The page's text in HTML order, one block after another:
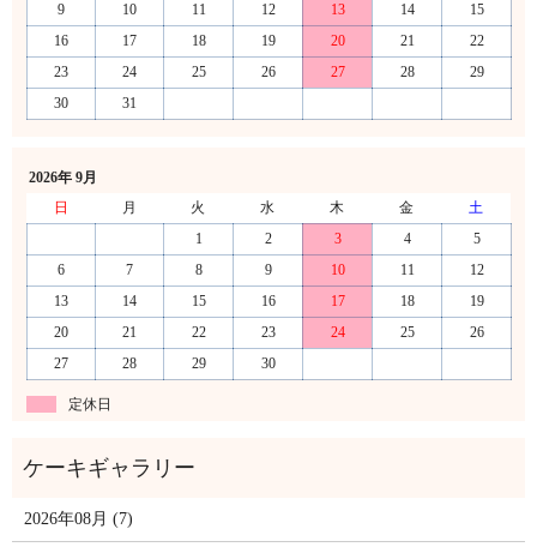
9
10 11 12 13 14
15
16
17 18 19 20 21
22
23
24 25 26 27 28
29
30
31
2026年 9月
日
月 火 水 木 金
土
1
2 3 4
5
6
7 8 9 10 11
12
13
14 15 16 17 18
19
20
21 22 23 24 25
26
27
28 29 30
定休日
2026年08月 (7)